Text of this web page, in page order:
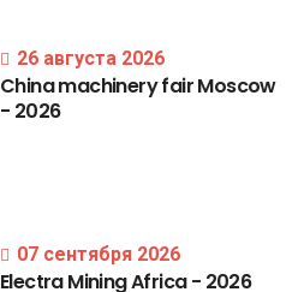
26 августа 2026
ChinamachineryfairMoscow
- 2026
07 сентября 2026
ElectraMiningAfrica- 2026